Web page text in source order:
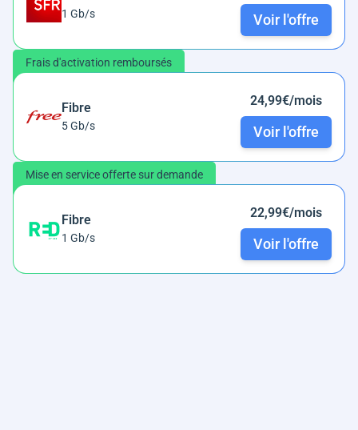
1 Gb/s Voir l'offre
Frais d'activation remboursés
Fibre
5 Gb/s
24,99€/mois
Voir l'offre
Mise en service offerte sur demande
Fibre
1 Gb/s
22,99€/mois
Voir l'offre